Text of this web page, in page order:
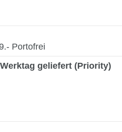
Portofrei
geliefert (Priority)